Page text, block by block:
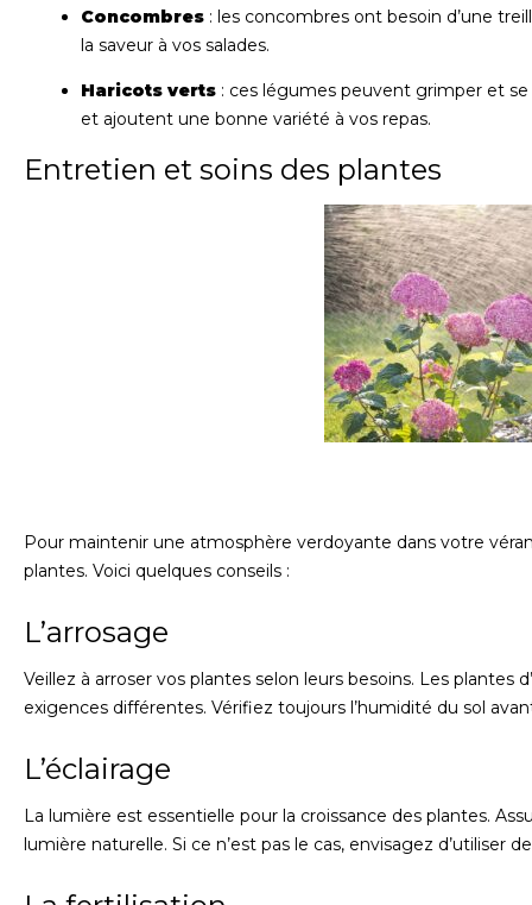
Concombres : les concombres ont besoin d’une
la saveur à vos salades.
Haricots verts : ces légumes peuvent grimper et
et ajoutent une bonne variété à vos repas.
Entretien et soins des plantes
Pour maintenir une atmosphère verdoyante dans votre
plantes. Voici quelques conseils :
L’arrosage
Veillez à arroser vos plantes selon leurs besoins. Les
exigences différentes. Vérifiez toujours l’humidité du sol
L’éclairage
La lumière est essentielle pour la croissance des plantes.
lumière naturelle. Si ce n’est pas le cas, envisagez d’utiliser